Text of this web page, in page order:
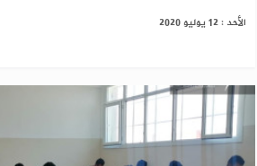
الأحد : 12 يوليو 2020